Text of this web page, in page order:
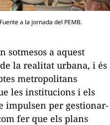
a la jornada del PEMB.
sotmesos a aquest
la realitat urbana, i és
metropolitans
les institucions i els
impulsen per gestionar-
fer que els plans